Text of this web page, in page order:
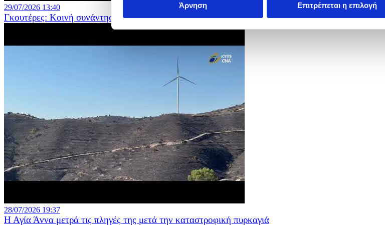
Άρνηση Επιτρέπεται η επιλογή
29/07/2026 13:40
Γκουτέρες: Κοινή συνάντηση με τους δύο ηγέτες στα γραφεία της Αποστολής Καλών Υπηρεσιών.
28/07/2026 19:37
Η Αγία Άννα μετρά τις πληγές της μετά την καταστροφική πυρκαγιά